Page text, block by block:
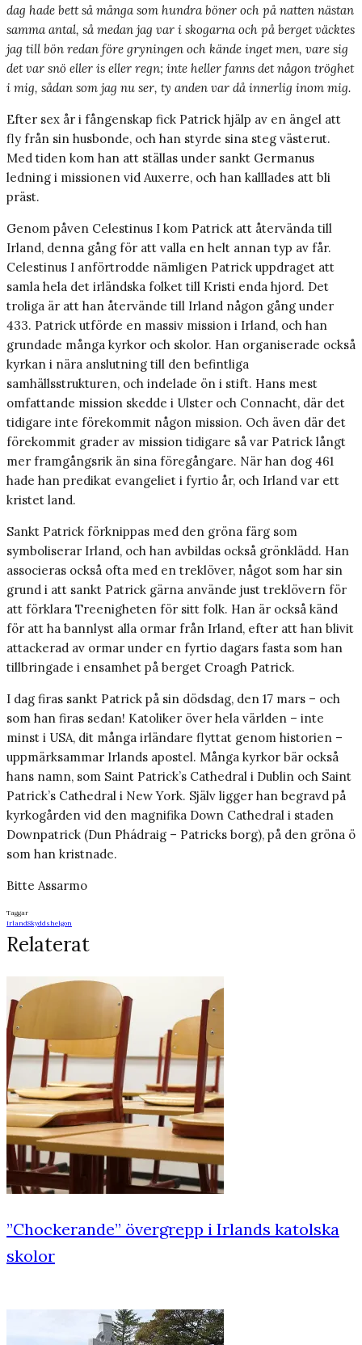
dag hade bett så många som hundra böner och på natten nästan
samma antal, så medan jag var i skogarna och på berget väcktes
jag till bön redan före gryningen och kände inget men, vare sig
det var snö eller is eller regn; inte heller fanns det någon tröghet
i mig, sådan som jag nu ser, ty anden var då innerlig inom mig.
Efter sex år i fångenskap fick Patrick hjälp av en ängel att
fly från sin husbonde, och han styrde sina steg västerut.
Med tiden kom han att ställas under sankt Germanus
ledning i missionen vid Auxerre, och han kalllades att bli
präst.
Genom påven Celestinus I kom Patrick att återvända till
Irland, denna gång för att valla en helt annan typ av får.
Celestinus I anförtrodde nämligen Patrick uppdraget att
samla hela det irländska folket till Kristi enda hjord. Det
troliga är att han återvände till Irland någon gång under
433. Patrick utförde en massiv mission i Irland, och han
grundade många kyrkor och skolor. Han organiserade också
kyrkan i nära anslutning till den befintliga
samhällsstrukturen, och indelade ön i stift. Hans mest
omfattande mission skedde i Ulster och Connacht, där det
tidigare inte förekommit någon mission. Och även där det
förekommit grader av mission tidigare så var Patrick långt
mer framgångsrik än sina föregångare. När han dog 461
hade han predikat evangeliet i fyrtio år, och Irland var ett
kristet land.
Sankt Patrick förknippas med den gröna färg som
symboliserar Irland, och han avbildas också grönklädd. Han
associeras också ofta med en treklöver, något som har sin
grund i att sankt Patrick gärna använde just treklövern för
att förklara Treenigheten för sitt folk. Han är också känd
för att ha bannlyst alla ormar från Irland, efter att han blivit
attackerad av ormar under en fyrtio dagars fasta som han
tillbringade i ensamhet på berget Croagh Patrick.
I dag firas sankt Patrick på sin dödsdag, den 17 mars – och
som han firas sedan! Katoliker över hela världen – inte
minst i USA, dit många irländare flyttat genom historien –
uppmärksammar Irlands apostel. Många kyrkor bär också
hans namn, som Saint Patrick’s Cathedral i Dublin och Saint
Patrick’s Cathedral i New York. Själv ligger han begravd på
kyrkogården vid den magnifika Down Cathedral i staden
Downpatrick (Dun Phádraig – Patricks borg), på den gröna ö
som han kristnade.
Bitte Assarmo
Taggar
IrlandSkyddshelgon
Relaterat
”Chockerande” övergrepp i Irlands katolska
skolor